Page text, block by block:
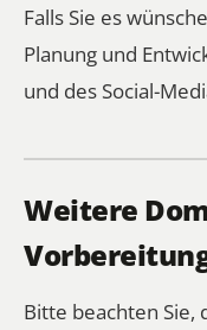
Falls Sie es
Planung und
und des Social-
Weitere
Bitte beachten Sie,